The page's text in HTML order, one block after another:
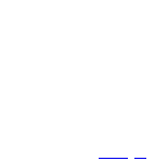
سياساتنا